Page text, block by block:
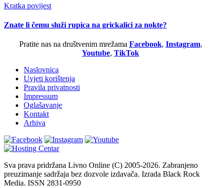
Kratka povijest
Znate li čemu služi rupica na grickalici za nokte?
Pratite nas na društvenim mrežama Facebook, Instagram,
Youtube, TikTok
Naslovnica
Uvjeti korištenja
Pravila privatnosti
Impressum
Oglašavanje
Kontakt
Arhiva
Sva prava pridržana Livno Online (C) 2005-2026. Zabranjeno
preuzimanje sadržaja bez dozvole izdavača. Izrada Black Rock
Media. ISSN 2831-0950